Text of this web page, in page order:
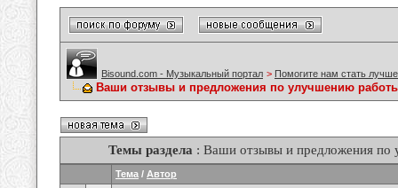
Bisound.com - Музыкальный портал > Помогите нам стать
Ваши отзывы и предложения по улучшению
Темы раздела : Ваши отзывы и предложения по
Тема / Автор